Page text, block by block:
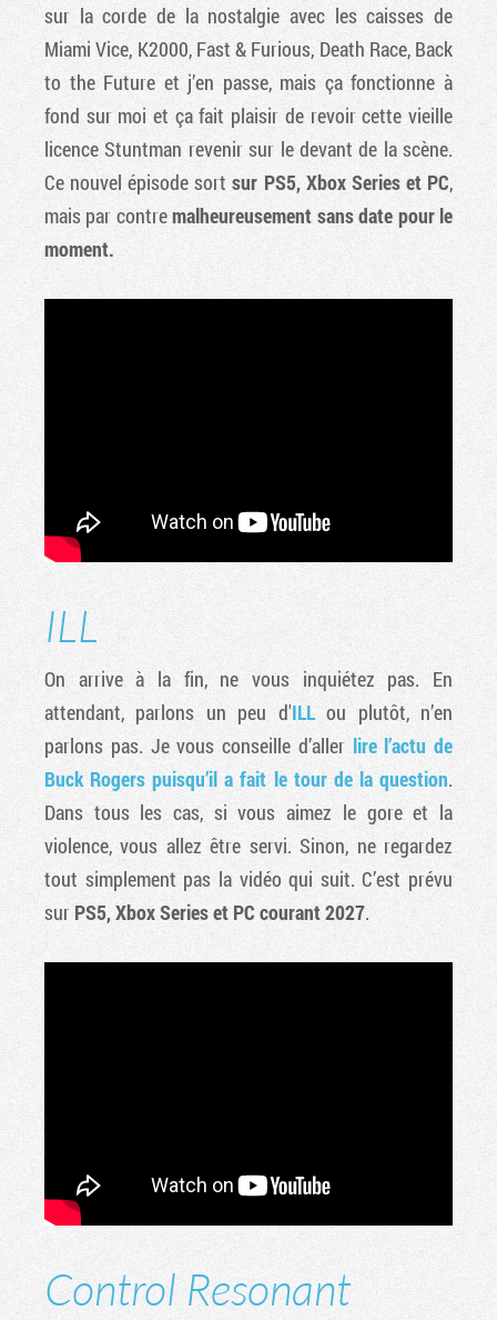
sur la corde de la nostalgie avec les caisses de
Miami Vice, K2000, Fast & Furious, Death Race, Back
to the Future et j’en passe, mais ça fonctionne à
fond sur moi et ça fait plaisir de revoir cette vieille
licence Stuntman revenir sur le devant de la scène.
Ce nouvel épisode sortsur PS5, Xbox Series et PC,
mais par contremalheureusement sans date pour le
moment.
ILL
On arrive à la fin, ne vous inquiétez pas. En
attendant, parlons un peu d'ILLou plutôt, n’en
parlons pas. Je vous conseille d’aller lire l’actu de
Buck Rogers puisqu’il a fait le tour de la question.
Dans tous les cas, si vous aimez le gore et la
violence, vous allez être servi. Sinon, ne regardez
tout simplement pas la vidéo qui suit. C’est prévu
sur PS5, Xbox Series et PC courant 2027.
Control Resonant